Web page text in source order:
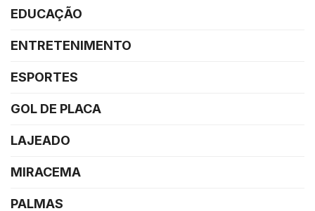
EDUCAÇÃO
ENTRETENIMENTO
ESPORTES
GOL DE PLACA
LAJEADO
MIRACEMA
PALMAS